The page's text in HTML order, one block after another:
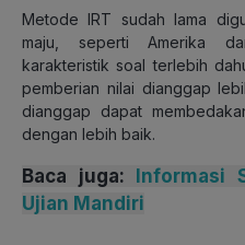
Metode IRT sudah lama
maju, seperti Amerika
karakteristik soal terlebih
pemberian nilai dianggap
dianggap dapat
dengan lebih baik.
Baca juga: Informasi
Ujian Mandiri